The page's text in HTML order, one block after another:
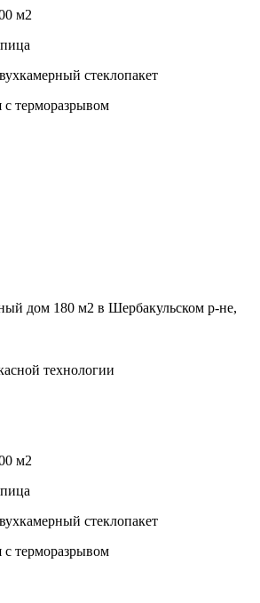
м2
стеклопакет
с терморазрывом
дом 180 м2 в Шербакульском р-не,
технологии
м2
стеклопакет
с терморазрывом